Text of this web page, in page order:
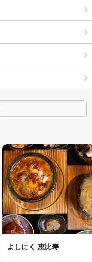
よしにく 恵比寿